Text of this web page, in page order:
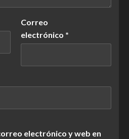
Correo
electrónico *
electrónico y web en